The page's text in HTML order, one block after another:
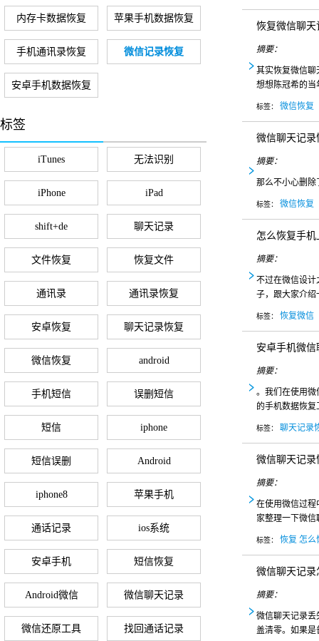
内存卡数据恢复 苹果手机数据恢复
手机通讯录恢复 微信记录恢复
安卓手机数据恢复
标签
iTunes 无法识别
iPhone iPad
shift+de 聊天记录
文件恢复 恢复文件
通讯录 通讯录恢复
安卓恢复 聊天记录恢复
微信恢复 android
手机短信 误删短信
短信 iphone
短信误删 Android
iphone8 苹果手机
通话记录 ios系统
安卓手机 短信恢复
Android微信 微信聊天记录
微信还原工具 找回通话记录
恢复微信聊
摘要：
其实恢复微信聊
想想陈冠希的当
标签： 微信恢复
微信聊天记
摘要：
那么不小心删除
标签： 微信恢复
怎么恢复手
摘要：
不过在微信设计
子，跟大家介绍
标签： 恢复微信
安卓手机微
摘要：
。我们在使用微
的手机数据恢复
标签： 聊天记录
微信聊天记录
摘要：
在使用微信过程
家整理一下微信
标签： 恢复 怎么
微信聊天记录
摘要：
微信聊天记录丢
盖清零。如果是